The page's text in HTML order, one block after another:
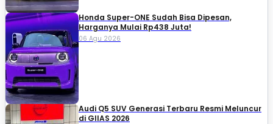
Honda Super-ONE Sudah Bisa Dipesan,
Harganya Mulai Rp438 Juta!
06 Agu 2026
Audi Q5 SUV Generasi Terbaru Resmi Meluncur
di GIIAS 2026